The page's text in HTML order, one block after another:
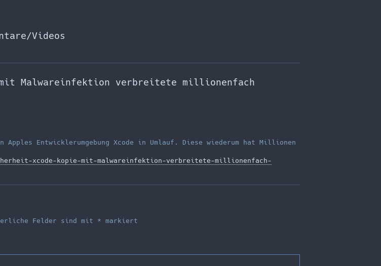
Videos
Malwareinfektion verbreitete millionenfach
Entwicklerumgebung Xcode in Umlauf. Diese wiederum hat Millionen
xcode-kopie-mit-malwareinfektion-verbreitete-millionenfach-
Felder sind mit * markiert